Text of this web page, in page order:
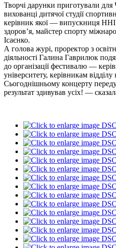
Творчі дарунки приготували для
вихованці дитячої студії
керівник якої — випускниця ННІ
здоров’я, майстер спорту
Ісаєнко.
А голова журі, проректор з
діяльності Галина Гаврилюк
до організації фестивалю —
університету, керівникам
Сьогоднішньому концерту
результат здивував усіх! —